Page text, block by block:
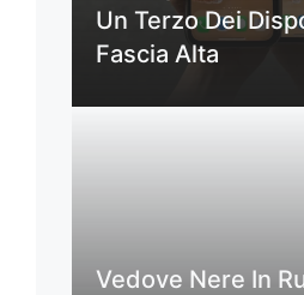
Un Terzo Dei
Fascia Alta
Vedove Nere In